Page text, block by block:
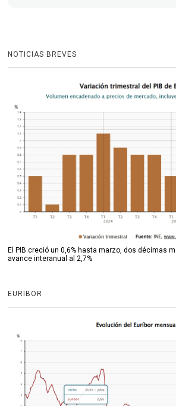
NOTICIAS BREVES
El PIB creció un 0,6% hasta marzo, dos décimas
avance interanual al 2,7%
EURIBOR